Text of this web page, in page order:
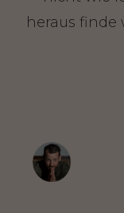
heraus finde